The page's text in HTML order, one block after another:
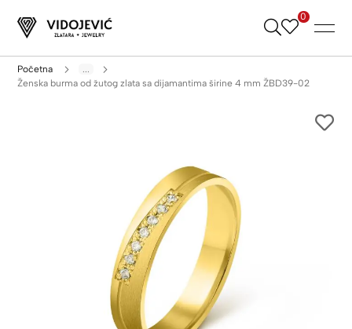
Skip
0
Početna
...
Ženska burma od žutog zlata sa dijamantima širine 4 mm ŽBD39-02